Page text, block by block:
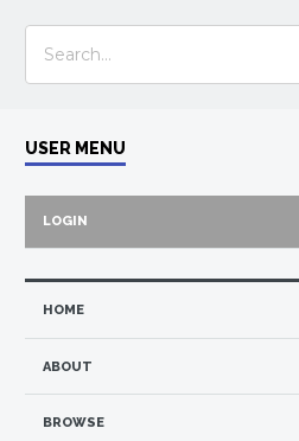
USER MENU
LOGIN
HOME
ABOUT
BROWSE